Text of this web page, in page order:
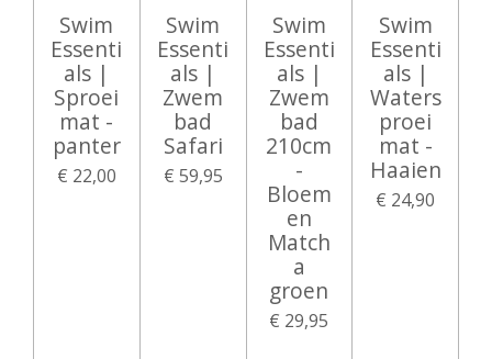
Swim
Essenti
als |
Sproei
mat -
panter
€ 22,00
Swim
Essenti
als |
Zwem
bad
Safari
€ 59,95
Swim
Essenti
als |
Zwem
bad
210cm
-
Bloem
en
Match
a
groen
€ 29,95
Swim
Essenti
als |
Waters
proei
mat -
Haaien
€ 24,90